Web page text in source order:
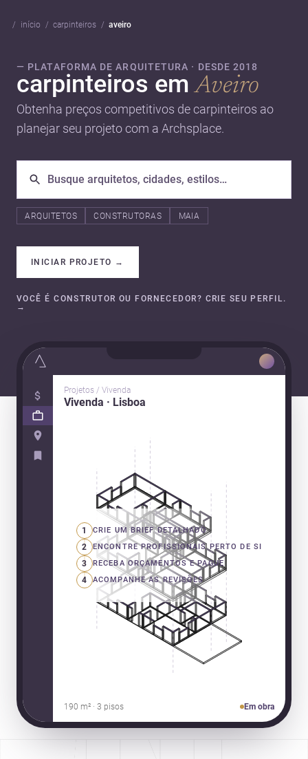
início carpinteiros aveiro
— PLATAFORMA DE ARQUITETURA · DESDE 2018
carpinteiros emAveiro
Obtenha preços competitivos de carpinteiros ao
planejar seu projeto com a Archsplace.
ARQUITETOS CONSTRUTORAS MAIA
INICIAR PROJETO →
VOCÊ É CONSTRUTOR OU FORNECEDOR? CRIE SEU PERFIL.
→
Projetos / Vivenda
Vivenda · Lisboa
1 CRIE UM BRIEF DETALHADO
2 ENCONTRE PROFISSIONAIS PERTO DE SI
3 RECEBA ORÇAMENTOS E PAGUE
4 ACOMPANHE AS REVISÕES
190 m² · 3 pisos Em obra